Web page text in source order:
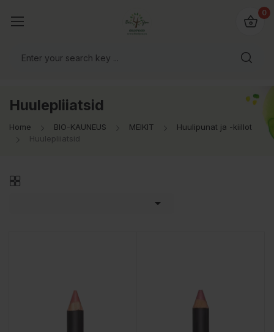
0
Huulepliiatsid
Home BIO-KAUNEUS MEIKIT
Huulipunat ja -kiillot
Huulepliiatsid
